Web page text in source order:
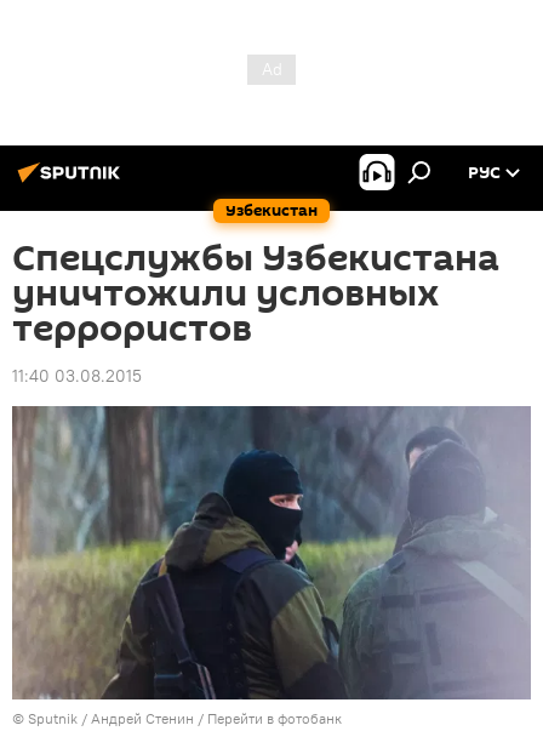
Узбекистан
РУС
Спецслужбы Узбекистана
уничтожили условных
террористов
11:40 03.08.2015
© Sputnik / Андрей Стенин / Перейти в фотобанк